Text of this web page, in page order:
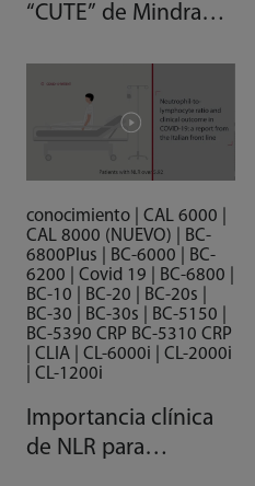
“CUTE” de Mindray:
BS-240
conocimiento | CAL 6000 |
CAL 8000 (NUEVO) | BC-
6800Plus | BC-6000 | BC-
6200 | Covid 19 | BC-6800 |
BC-10 | BC-20 | BC-20s |
BC-30 | BC-30s | BC-5150 |
BC-5390 CRP BC-5310 CRP
| CLIA | CL-6000i | CL-2000i
| CL-1200i
Importancia clínica
de NLR para